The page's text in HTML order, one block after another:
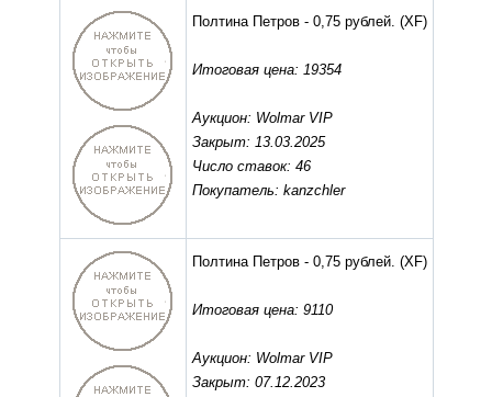
Полтина Петров - 0,75 рублей. (XF)
Итоговая цена: 19354
Аукцион: Wolmar VIP
Закрыт: 13.03.2025
Число ставок: 46
Покупатель: kanzchler
Полтина Петров - 0,75 рублей. (XF)
Итоговая цена: 9110
Аукцион: Wolmar VIP
Закрыт: 07.12.2023